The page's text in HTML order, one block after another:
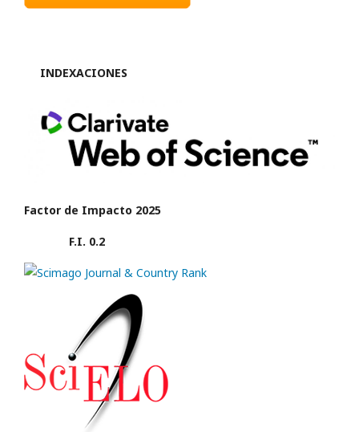
INDEXACIONES
Factor de Impacto 2025
F.I. 0.2